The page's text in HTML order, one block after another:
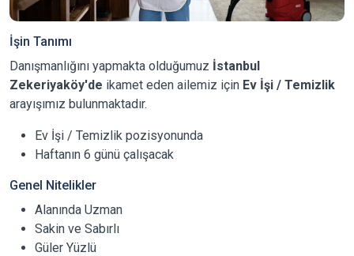
İşin Tanımı
Danışmanlığını yapmakta olduğumuz İstanbul
Zekeriyaköy'de ikamet eden ailemiz için Ev İşi / Temizlik
arayışımız bulunmaktadır.
Ev İşi / Temizlik pozisyonunda
Haftanın 6 günü çalışacak
Genel Nitelikler
Alanında Uzman
Sakin ve Sabırlı
Güler Yüzlü